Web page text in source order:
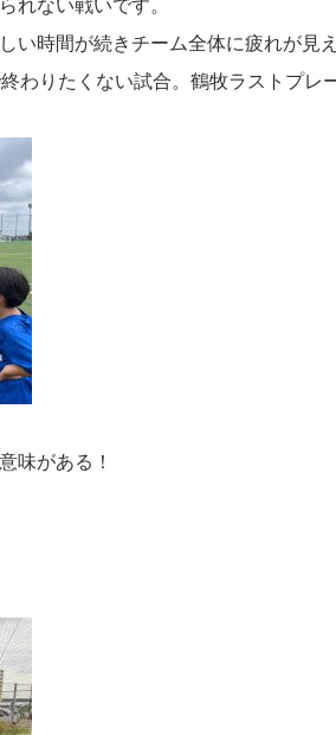
い時間が続きチーム全体に疲れが見え
わりたくない試合。鶴牧ラストプレ
味がある！